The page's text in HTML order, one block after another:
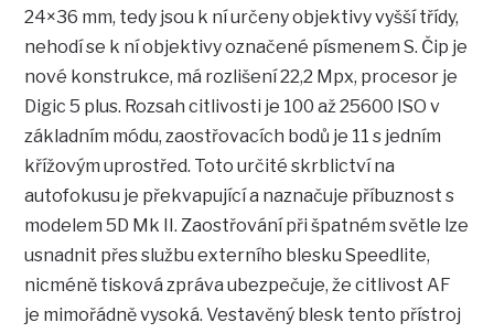
24×36 mm, tedy jsou k ní určeny objektivy vyšší třídy,
nehodí se k ní objektivy označené písmenem S. Čip je
nové konstrukce, má rozlišení 22,2 Mpx, procesor je
Digic 5 plus. Rozsah citlivosti je 100 až 25600 ISO v
základním módu, zaostřovacích bodů je 11 s jedním
křížovým uprostřed. Toto určité skrblictví na
autofokusu je překvapující a naznačuje příbuznost s
modelem 5D Mk II. Zaostřování při špatném světle lze
usnadnit přes službu externího blesku Speedlite,
nicméně tisková zpráva ubezpečuje, že citlivost AF
je mimořádně vysoká. Vestavěný blesk tento přístroj